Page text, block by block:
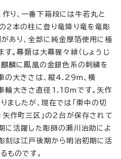
り、一番下箱段には牛若丸と
2本の柱に登り竜降り竜を竜彫
があり、全部に純金厚箔使用に極
。幕類は大幕猩々緋（しょうじ
麒麟に鳳凰の金銀色系の刺繍を
の大きさは、縦4.29m、横
大きさ直径1.18mです。矢作
したが、現在では「東中の切
矢作町三区」の2台が保存されて
に活躍した彫師の瀬川治助によ
刻は江戸後期から明治初期に活
ものです。